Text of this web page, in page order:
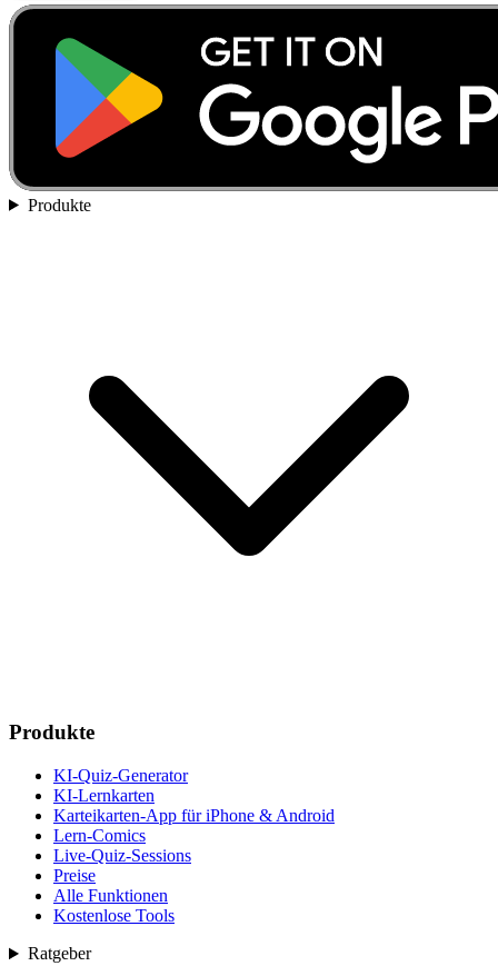
Produkte
Produkte
KI-Quiz-Generator
KI-Lernkarten
Karteikarten-App für iPhone & Android
Lern-Comics
Live-Quiz-Sessions
Preise
Alle Funktionen
Kostenlose Tools
Ratgeber